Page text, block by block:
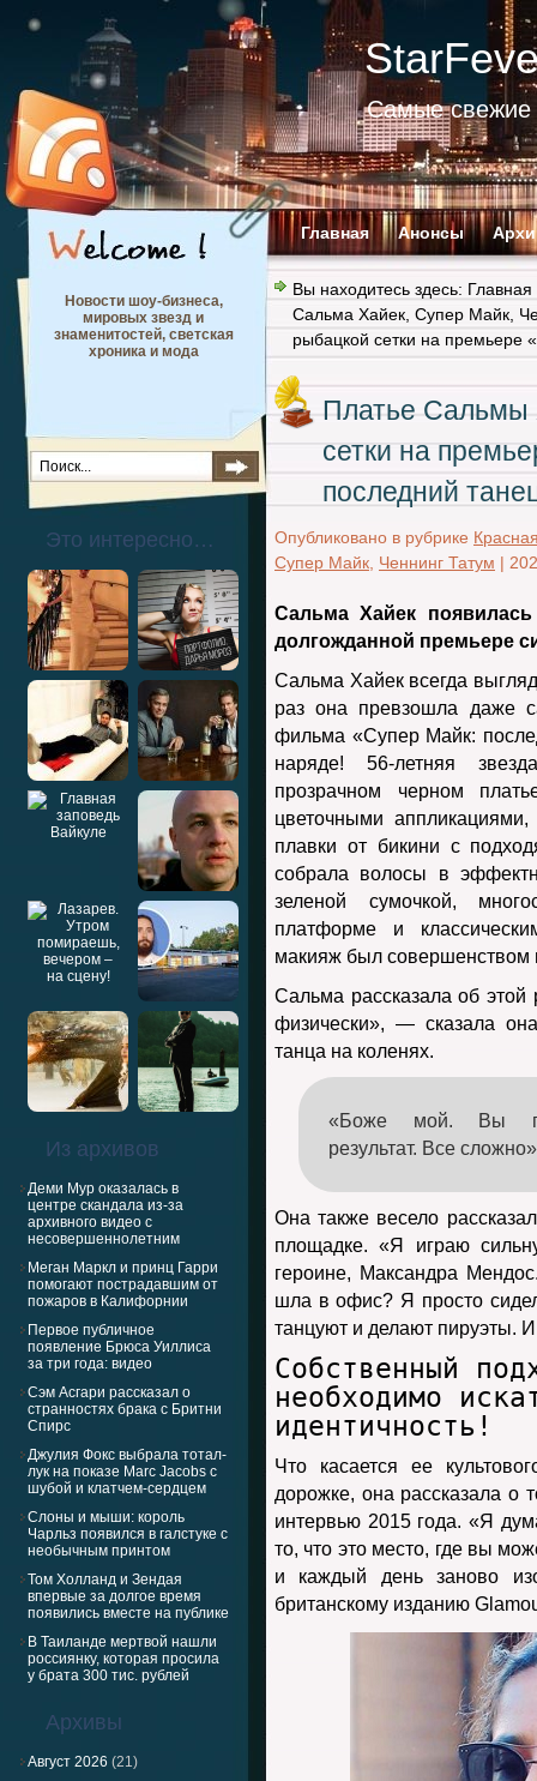
Самые свежие
Главная Анонсы
Новости шоу-бизнеса,
мировых звезд и
знаменитостей, светская
хроника и мода
Это интересно…
Из архивов
Деми Мур оказалась в
центре скандала из-за
архивного видео с
несовершеннолетним
Меган Маркл и принц Гарри
помогают пострадавшим от
пожаров в Калифорнии
Первое публичное
появление Брюса Уиллиса
за три года: видео
Сэм Асгари рассказал о
странностях брака с Бритни
Спирс
Джулия Фокс выбрала тотал-
лук на показе Marc Jacobs с
шубой и клатчем-сердцем
Слоны и мыши: король
Чарльз появился в галстуке с
необычным принтом
Том Холланд и Зендая
впервые за долгое время
появились вместе на публике
В Таиланде мертвой нашли
россиянку, которая просила
у брата 300 тис. рублей
Архивы
Август 2026 (21)
Вы находитесь здесь: Главная
Сальма Хайек Супер Майк
рыбацкой сетки на премьере
Платье Сальмы
сетки на
последний
Опубликовано в рубрике
Супер Майк Ченнинг Татум |
Сальма Хайек появилась
долгожданной премьере
Сальма Хайек всегда
раз она превзошла даже
фильма «Супер Майк:
наряде! 56-летняя
прозрачном черном
цветочными
плавки от бикини с
собрала волосы в
зеленой сумочкой,
платформе и
макияж был совершенством
Сальма рассказала об
физически», — сказала
танца на коленях.
«Боже мой. Вы
результат. Все
Она также весело
площадке. «Я играю
героине, Максандра
шла в офис? Я просто
танцуют и делают пируэты.
Собственный
необходимо
идентичность!
Что касается ее
дорожке, она рассказала о
интервью 2015 года. «Я
то, что это место, где вы
и каждый день заново
британскому изданию